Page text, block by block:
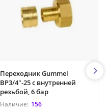
Переходник Gummel
ВР3/4"-25 с внутренней
резьбой, 6 бар
156